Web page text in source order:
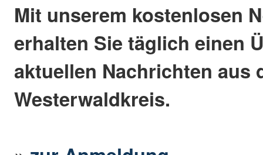
Mit unserem kostenlosen
erhalten Sie täglich einen
aktuellen Nachrichten aus
Westerwaldkreis.